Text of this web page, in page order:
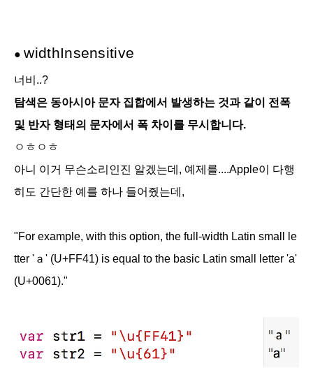
● widthInsensitive
너비..?
탐색은 동아시아 문자 집합에서 발생하는 것과 같이 전폭
및 반자 형태의 문자에서 폭 차이를 무시합니다.
ㅇㅎㅇㅎ
아니 이거 무슨소리인진 알겠는데, 예제를....Apple이 다행
히도 간단한 예를 하나 들어줬는데,
"For example, with this option, the full-width Latin small le
tter 'ａ' (U+FF41) is equal to the basic Latin small letter 'a'
(U+0061)."